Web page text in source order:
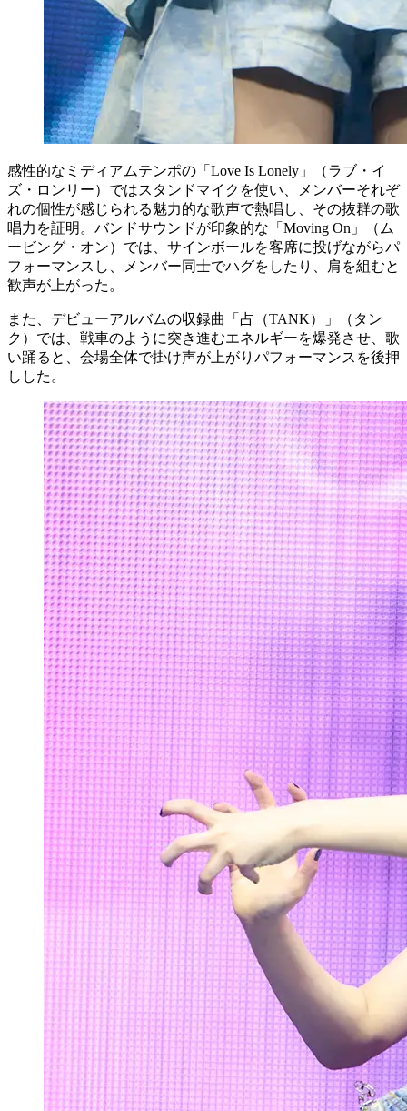
感性的なミディアムテンポの「Love Is Lonely」（ラブ・イ
ズ・ロンリー）ではスタンドマイクを使い、メンバーそれぞ
れの個性が感じられる魅力的な歌声で熱唱し、その抜群の歌
唱力を証明。バンドサウンドが印象的な「Moving On」（ム
ービング・オン）では、サインボールを客席に投げながらパ
フォーマンスし、メンバー同士でハグをしたり、肩を組むと
歓声が上がった。
また、デビューアルバムの収録曲「占（TANK）」（タン
ク）では、戦車のように突き進むエネルギーを爆発させ、歌
い踊ると、会場全体で掛け声が上がりパフォーマンスを後押
しした。